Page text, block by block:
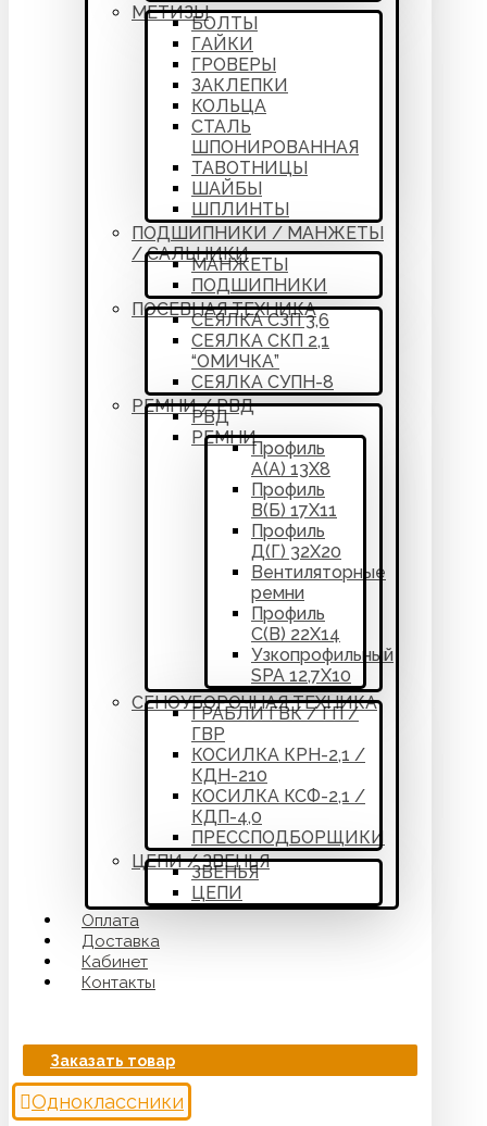
МЕТИЗЫ
БОЛТЫ
ГАЙКИ
ГРОВЕРЫ
ЗАКЛЕПКИ
КОЛЬЦА
СТАЛЬ
ШПОНИРОВАННАЯ
ТАВОТНИЦЫ
ШАЙБЫ
ШПЛИНТЫ
ПОДШИПНИКИ / МАНЖЕТЫ
/ САЛЬНИКИ
МАНЖЕТЫ
ПОДШИПНИКИ
ПОСЕВНАЯ ТЕХНИКА
СЕЯЛКА СЗП 3,6
СЕЯЛКА СКП 2,1
“ОМИЧКА”
СЕЯЛКА СУПН-8
РЕМНИ / РВД
РВД
РЕМНИ
Профиль
А(А) 13Х8
Профиль
В(Б) 17Х11
Профиль
Д(Г) 32Х20
Вентиляторные
ремни
Профиль
С(В) 22Х14
Узкопрофильный
SPA 12,7Х10
СЕНОУБОРОЧНАЯ ТЕХНИКА
ГРАБЛИ ГВК / ГП /
ГВР
КОСИЛКА КРН-2,1 /
КДН-210
КОСИЛКА КСФ-2,1 /
КДП-4,0
ПРЕССПОДБОРЩИКИ
ЦЕПИ / ЗВЕНЬЯ
ЗВЕНЬЯ
ЦЕПИ
Оплата
Доставка
Кабинет
Контакты
Заказать товар
Одноклассники